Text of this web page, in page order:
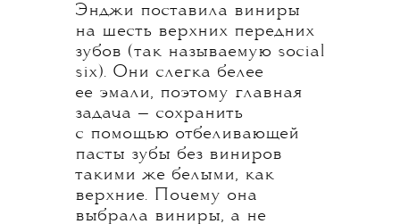
Энджи поставила виниры
на шесть верхних передних
зубов (так называемую social
six). Они слегка белее
ее эмали, поэтому главная
задача — сохранить
с помощью отбеливающей
пасты зубы без виниров
такими же белыми, как
верхние. Почему она
выбрала виниры, а не